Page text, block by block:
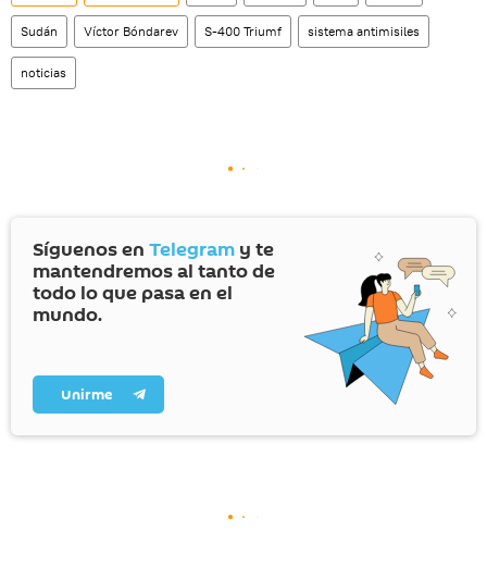
Sudán Víctor Bóndarev S-400 Triumf sistema antimisiles
noticias
Síguenos en Telegram y te
mantendremos al tanto de
todo lo que pasa en el
mundo.
Unirme